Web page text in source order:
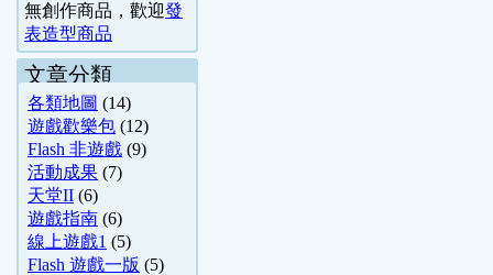
無創作商品，歡迎發
表造型商品
文章分類
各類地圖 (14)
遊戲歡樂包 (12)
Flash 非遊戲 (9)
活動成果 (7)
天堂II (6)
遊戲指南 (6)
線上遊戲1 (5)
Flash 遊戲一版 (5)